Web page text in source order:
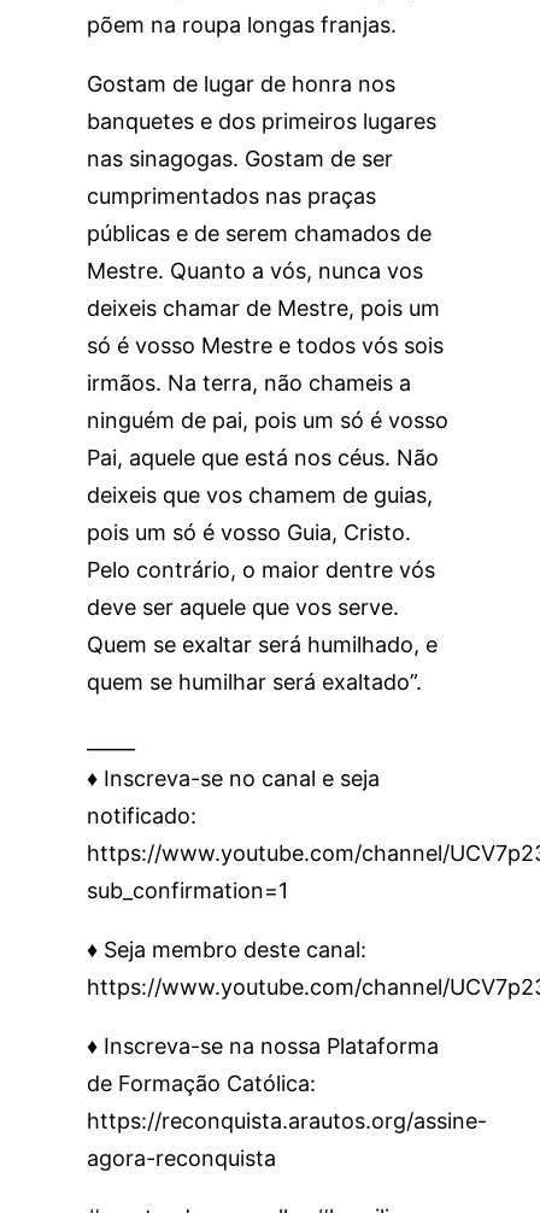
põem na roupa longas franjas.
Gostam de lugar de honra nos
banquetes e dos primeiros lugares
nas sinagogas. Gostam de ser
cumprimentados nas praças
públicas e de serem chamados de
Mestre. Quanto a vós, nunca vos
deixeis chamar de Mestre, pois um
só é vosso Mestre e todos vós sois
irmãos. Na terra, não chameis a
ninguém de pai, pois um só é vosso
Pai, aquele que está nos céus. Não
deixeis que vos chamem de guias,
pois um só é vosso Guia, Cristo.
Pelo contrário, o maior dentre vós
deve ser aquele que vos serve.
Quem se exaltar será humilhado, e
quem se humilhar será exaltado”.
♦️ Inscreva-se no canal e seja
notificado:
https://www.youtube.com/channel/
sub_confirmation=1
♦️ Seja membro deste canal:
https://www.youtube.com/channel/
♦️ Inscreva-se na nossa Plataforma
de Formação Católica:
https://reconquista.arautos.org/assine-
agora-reconquista